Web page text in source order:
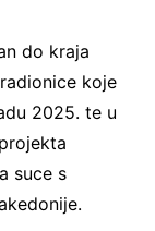
do kraja
koje
2025. te u
suce s